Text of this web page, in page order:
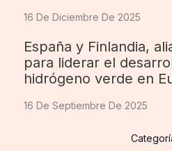
16 De Diciembre De 2025
España y Finlandia,
para liderar el
hidrógeno verde en
16 De Septiembre De 2025